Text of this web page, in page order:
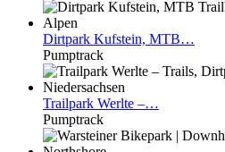
Dirtpark Kufstein, MTB…
Pumptrack
Trailpark Werlte –…
Pumptrack